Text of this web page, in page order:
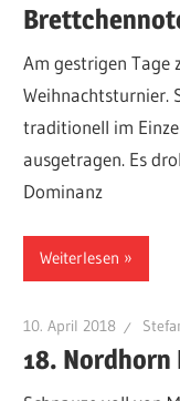
Am gestrigen Tage
Weihnachtsturnier.
traditionell im
ausgetragen. Es
Dominanz
Weiterlesen
10. April 2018
18. Nordhorn